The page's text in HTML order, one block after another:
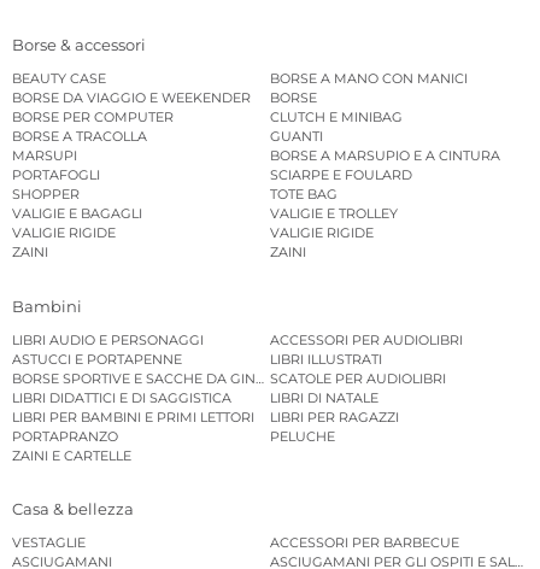
Borse & accessori
BEAUTY CASE
BORSE A MANO CON MANICI
BORSE DA VIAGGIO E WEEKENDER
BORSE
BORSE PER COMPUTER
CLUTCH E MINIBAG
BORSE A TRACOLLA
GUANTI
MARSUPI
BORSE A MARSUPIO E A CINTURA
PORTAFOGLI
SCIARPE E FOULARD
SHOPPER
TOTE BAG
VALIGIE E BAGAGLI
VALIGIE E TROLLEY
VALIGIE RIGIDE
VALIGIE RIGIDE
ZAINI
ZAINI
Bambini
LIBRI AUDIO E PERSONAGGI
ACCESSORI PER AUDIOLIBRI
ASTUCCI E PORTAPENNE
LIBRI ILLUSTRATI
BORSE SPORTIVE E SACCHE DA GINNASTICASCATOLE PER AUDIOLIBRI
LIBRI DIDATTICI E DI SAGGISTICA
LIBRI DI NATALE
LIBRI PER BAMBINI E PRIMI LETTORI
LIBRI PER RAGAZZI
PORTAPRANZO
PELUCHE
ZAINI E CARTELLE
Casa & bellezza
VESTAGLIE
ACCESSORI PER BARBECUE
ASCIUGAMANI
ASCIUGAMANI PER GLI OSPITI E